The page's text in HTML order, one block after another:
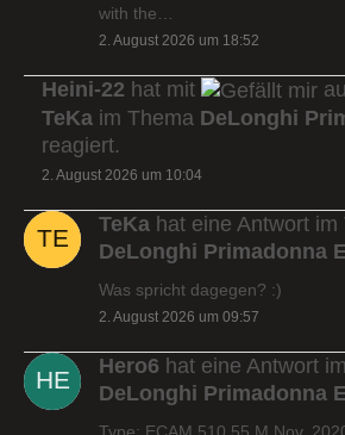
with the…
2. August 2026 um 18:52
Heini-22 hat mit
TeKa im Thema DeLonghi
reagiert.
2. August 2026 um 10:04
TeKa hat eine Antwort im
DeLonghi Primadonna
Was spricht dagegen? :)
2. August 2026 um 09:57
Hero6 hat eine Antwort
DeLonghi Primadonna
Type: ECAM 510.55.M Nov.